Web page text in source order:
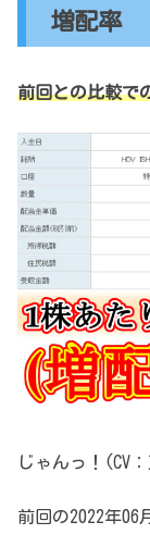
増配率
前回との比較で
じゃんっ！(CV
前回の2022年06